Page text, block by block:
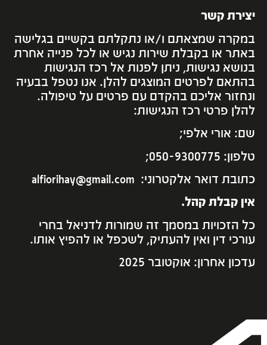
יצירת קשר
במקרה שמצאתם ו/או נתקלתם בקשיים בגלישה
באתר או בקבלת שירות נגיש או לכל פנייה אחרת
בנושא נגישות, ניתן לפנות אל רכז הנגישות
בהתאם לפרטים המוצגים להלן. אנו נטפל בבעיה
ונחזור אליכם בהקדם עם פרטים על טיפולה.
להלן פרטי רכז הנגישות:
שם: אורי אלפי;
טלפון: 050-9300775;
כתובת דואר אלקטרוני: alfiorihay@gmail.com
אין קבלת קהל.
כל הזכויות במסמך זה שמורות לדניאל בחרי
עורכי דין ואין להעתיק, לשכפל או להפיץ אותו.
עדכון אחרון: אוקטובר 2025